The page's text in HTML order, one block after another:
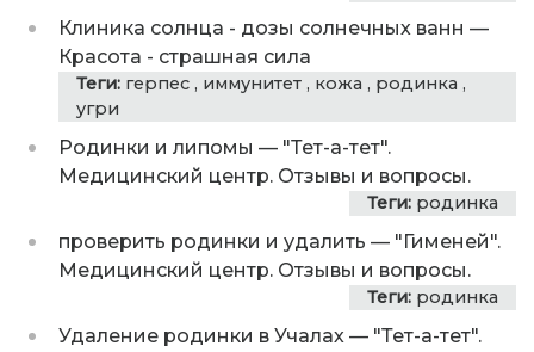
Клиника солнца - дозы солнечных ванн —
Красота - страшная сила
Теги: герпес , иммунитет , кожа , родинка ,
угри
Родинки и липомы — "Тет-а-тет".
Медицинский центр. Отзывы и вопросы.
Теги: родинка
проверить родинки и удалить — "Гименей".
Медицинский центр. Отзывы и вопросы.
Теги: родинка
Удаление родинки в Учалах — "Тет-а-тет".